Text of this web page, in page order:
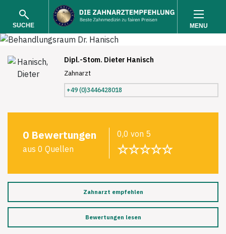
SUCHE MENU
Dipl.-Stom. Dieter Hanisch
Zahnarzt
+49 (0)3446428018
0 Bewertungen
aus 0 Quellen
0,0 von 5
☆☆☆☆☆
Zahnarzt empfehlen
Bewertungen lesen